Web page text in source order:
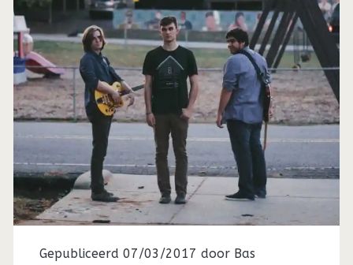
Gepubliceerd 07/03/2017 door Bas